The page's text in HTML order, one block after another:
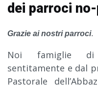
dei parroci
Grazie ai nostri parroci.
Noi famiglie di
sentitamente e dal
Pastorale